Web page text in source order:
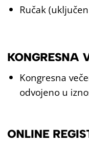
Ručak
KONGRESNA
Kongresna
odvojeno u
ONLINE